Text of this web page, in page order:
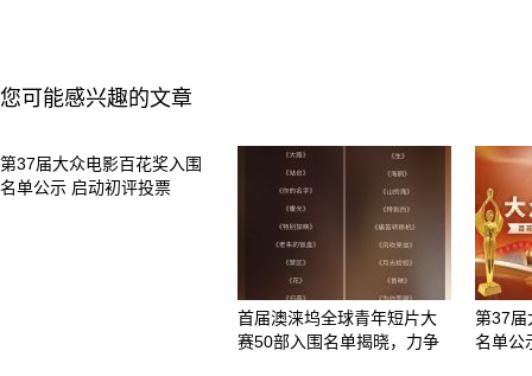
您可能感兴趣的文章
第37届大众电影百花奖入围
名单公示 启动初评投票
首届澳涞坞全球青年短片大
赛50部入围名单揭晓，力争
第37届
名单公